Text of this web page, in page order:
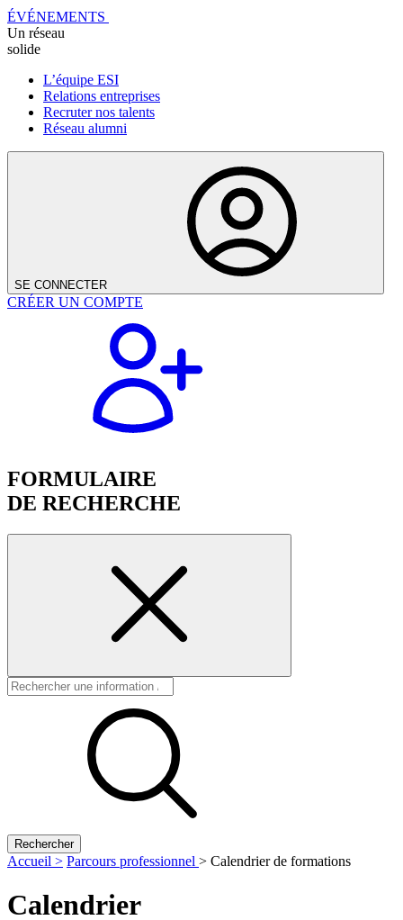
ÉVÉNEMENTS
Un réseau
solide
L’équipe ESI
Relations entreprises
Recruter nos talents
Réseau alumni
SE CONNECTER
CRÉER UN COMPTE
FORMULAIRE
DE RECHERCHE
Rechercher
Accueil > Parcours professionnel > Calendrier de formations
Calendrier